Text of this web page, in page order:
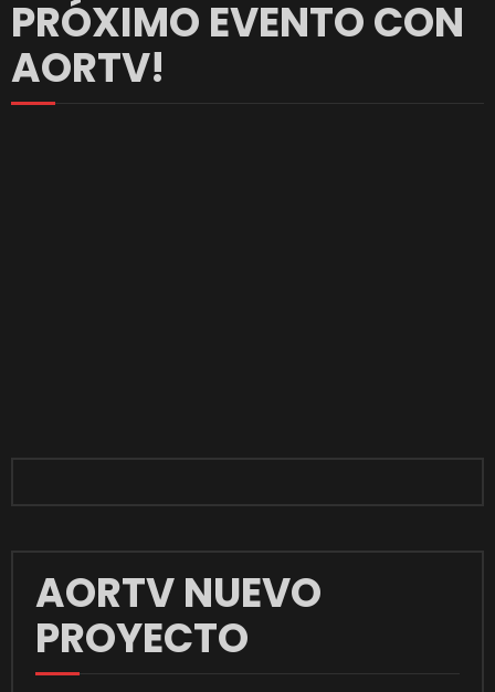
PRÓXIMO EVENTO CON
AORTV!
AORTV NUEVO
PROYECTO